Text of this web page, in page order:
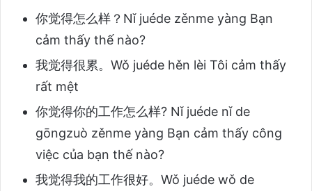
你觉得怎么样？Nǐ juéde zěnme yàng Bạn
cảm thấy thế nào?
我觉得很累。Wǒ juéde hěn lèi Tôi cảm thấy
rất mệt
你觉得你的工作怎么样? Nǐ juéde nǐ de
gōngzuò zěnme yàng Bạn cảm thấy công
việc của bạn thế nào?
我觉得我的工作很好。Wǒ juéde wǒ de